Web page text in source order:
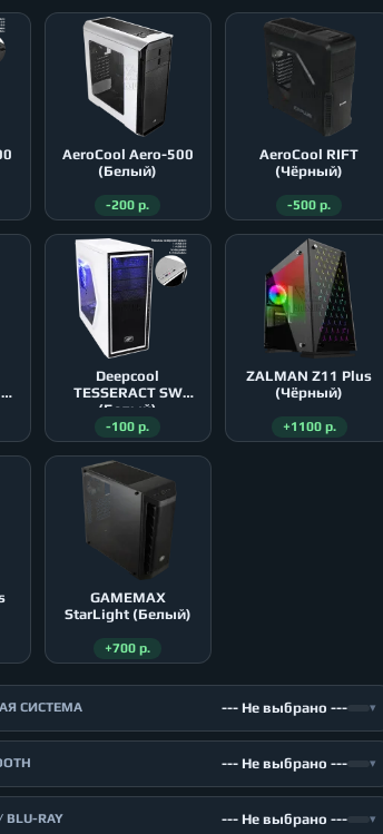
AeroСool Aero-500
(Белый)
-200 р.
AeroСool RIFT
(Чёрный)
-500 р.
Deepcool
TESSERACT SW
(Белый)
-100 р.
ZALMAN Z11 Plus
(Чёрный)
+1100 р.
GAMEMAX
StarLight (Белый)
+700 р.
СИСТЕМА --- Не выбрано --- ▾
--- Не выбрано --- ▾
RAY --- Не выбрано --- ▾